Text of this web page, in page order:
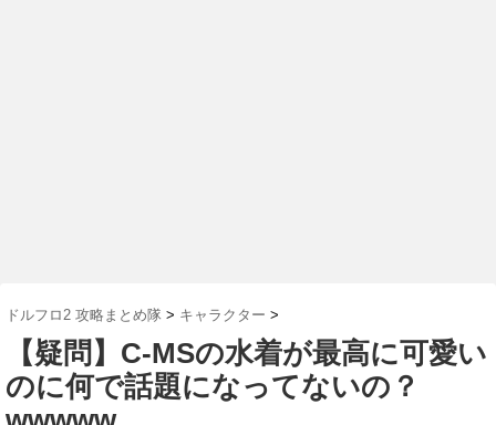
ドルフロ2 攻略まとめ隊 > キャラクター >
【疑問】C-MSの水着が最高に可愛い
のに何で話題になってないの？